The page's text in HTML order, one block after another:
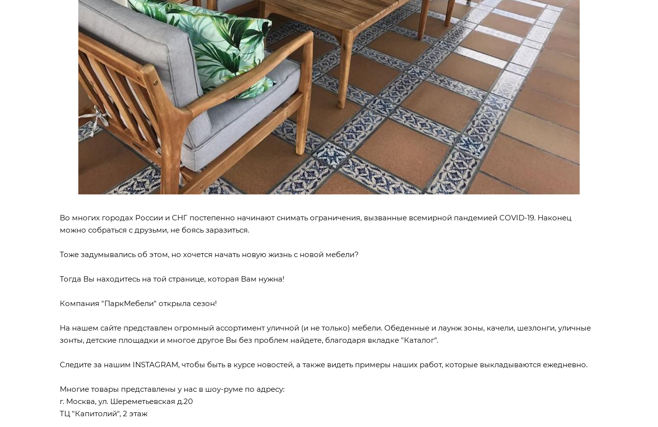
Во многих городах России и СНГ постепенно начинают снимать ограничения, вызванные всемирной пандемией COVID-19. Наконец
можно собраться с друзьми, не боясь заразиться.
Тоже задумывались об этом, но хочется начать новую жизнь с новой мебели?
Тогда Вы находитесь на той странице, которая Вам нужна!
Компания "ПаркМебели" открыла сезон!
На нашем сайте представлен огромный ассортимент уличной (и не только) мебели. Обеденные и лаунж зоны, качели, шезлонги, уличные
зонты, детские площадки и многое другое Вы без проблем найдете, благодаря вкладке "Каталог".
Следите за нашим INSTAGRAM, чтобы быть в курсе новостей, а также видеть примеры наших работ, которые выкладываются ежедневно.
Многие товары представлены у нас в шоу-руме по адресу:
г. Москва, ул. Шереметьевская д.20
ТЦ "Капитолий", 2 этаж